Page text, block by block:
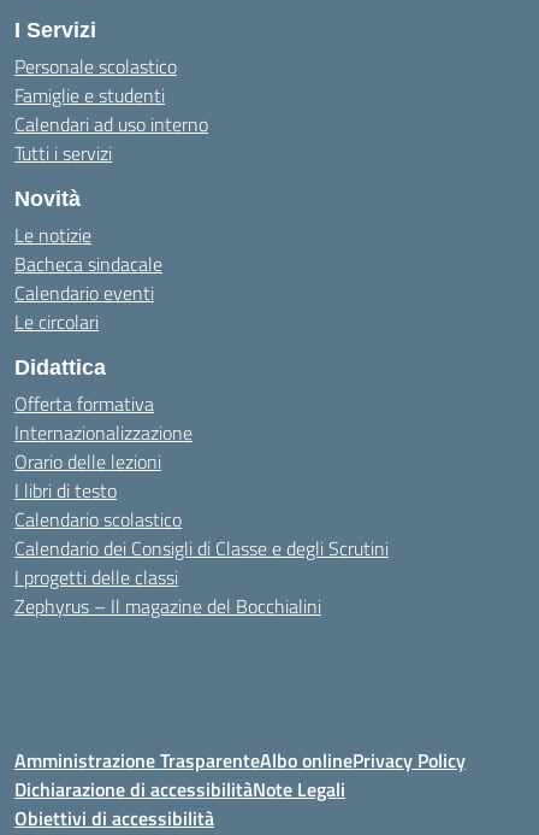
I Servizi
Personale scolastico
Famiglie e studenti
Calendari ad uso interno
Tutti i servizi
Novità
Le notizie
Bacheca sindacale
Calendario eventi
Le circolari
Didattica
Offerta formativa
Internazionalizzazione
Orario delle lezioni
I libri di testo
Calendario scolastico
Calendario dei Consigli di Classe e degli Scrutini
I progetti delle classi
Zephyrus – Il magazine del Bocchialini
Amministrazione TrasparenteAlbo onlinePrivacy Policy
Dichiarazione di accessibilitàNote Legali
Obiettivi di accessibilità